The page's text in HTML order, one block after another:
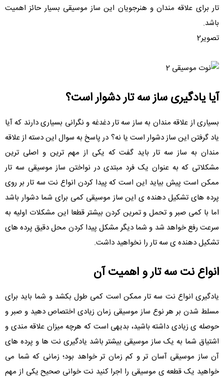
تار برای علاقه مندان و هنرجویان این ساز موسیقی بسیار حائز اهمیت
باشد.
تصویر2
آیا یادگیری ساز سه تار دشوار است؟
بسیاری از علاقه مندان به ساز سه تار دغدغه و نگرانی بسیاری دارند که آیا
یاد گرفتن این ساز دشوار است یا نه؟ در پاسخ به سوال این دسته از علاقه
مندان به ساز سه تار باید گفت که یکی از مهم ترین و اصلی ترین
مشکلاتی که به عنوان یک فرد مبتدی در نواختن ساز موسیقی سه تار
ممکن است پیش بیاید این است که پیدا کردن انواع نت سه تار بر روی
پرده های تشکیل دهنده ی این ساز موسیقی کمی برای شما دشوار باشد
اما با کمی صبر و تحمل و تمرین کردن بیشتر قطعا این مشکلات اولیه به
سرعت رفع خواهد شد و شما دیگر مشکل پیدا کردن محل دقیق پرده های
تشکیل دهنده ی سه تار را نخواهید داشت.
انواع نت سه تار و اهمیت آن
یادگیری انواع نت سه تار ممکن است کمی طول بکشد و شما باید برای
مسلط شدن بر هر نوع ساز موسیقی زمان زیادی اختصاص دهید و صبر و
حوصله ی زیادی داشته باشید، بدیهی است که هرچه میزان علاقه مندی و
اشتیاق شما به یک ساز موسیقی بیشتر باشد یادگیری نت ها و پرده های
آن ساز موسیقی آسان تر و کم زمان تر خواهد بود؛ زمانی که شما می
خواهید یک قطعه ی موسیقی را اجرا کنید نت خوانی صحیح یکی از مهم